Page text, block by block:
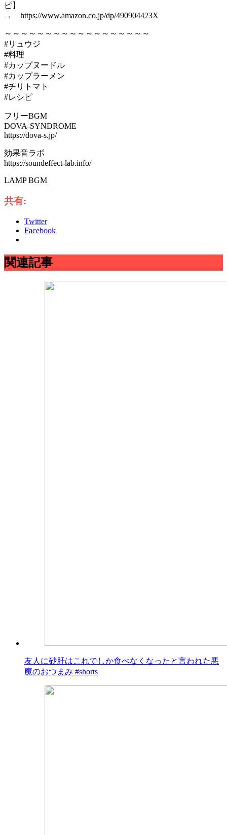
ピ】
→ https://www.amazon.co.jp/dp/490904423X
～～～～～～～～～～～～～～～～～～
#リュウジ
#料理
#カップヌードル
#カップラーメン
#チリトマト
#レシピ
フリーBGM
DOVA-SYNDROME
https://dova-s.jp/
効果音ラボ
https://soundeffect-lab.info/
LAMP BGM
共有:
Twitter
Facebook
関連記事
友人に砂肝はこれでしか食べなくなったと言われた悪
魔のおつまみ #shorts